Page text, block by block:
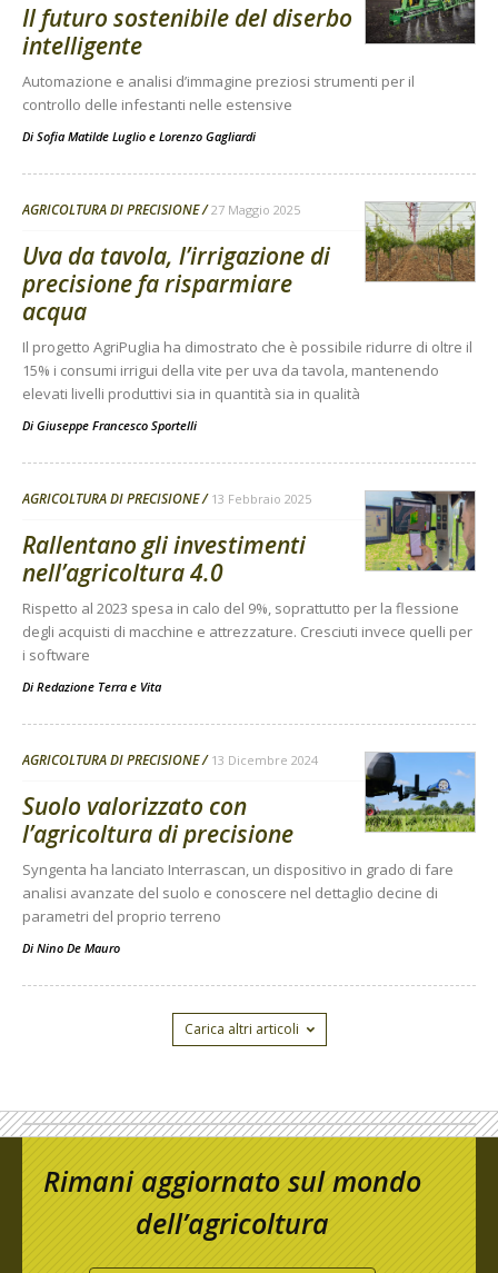
Il futuro sostenibile del diserbo
intelligente
Automazione e analisi d’immagine preziosi strumenti per il
controllo delle infestanti nelle estensive
Di Sofia Matilde Luglio e Lorenzo Gagliardi
AGRICOLTURA DI PRECISIONE 27 Maggio 2025
Uva da tavola, l’irrigazione di
precisione fa risparmiare
acqua
Il progetto AgriPuglia ha dimostrato che è possibile ridurre di oltre il
15% i consumi irrigui della vite per uva da tavola, mantenendo
elevati livelli produttivi sia in quantità sia in qualità
Di Giuseppe Francesco Sportelli
AGRICOLTURA DI PRECISIONE 13 Febbraio 2025
Rallentano gli investimenti
nell’agricoltura 4.0
Rispetto al 2023 spesa in calo del 9%, soprattutto per la flessione
degli acquisti di macchine e attrezzature. Cresciuti invece quelli per
i software
Di Redazione Terra e Vita
AGRICOLTURA DI PRECISIONE 13 Dicembre 2024
Suolo valorizzato con
l’agricoltura di precisione
Syngenta ha lanciato Interrascan, un dispositivo in grado di fare
analisi avanzate del suolo e conoscere nel dettaglio decine di
parametri del proprio terreno
Di Nino De Mauro
Carica altri articoli
Rimani aggiornato sul mondo
dell’agricoltura